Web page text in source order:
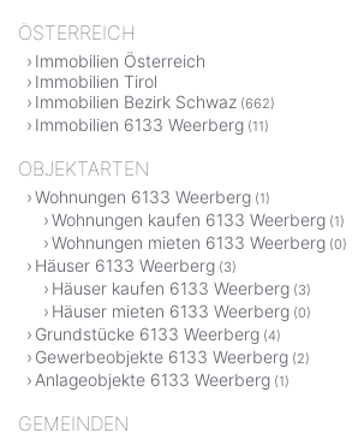
ÖSTERREICH
Immobilien Österreich
Immobilien Tirol
Immobilien Bezirk Schwaz (662)
Immobilien 6133 Weerberg (11)
OBJEKTARTEN
Wohnungen 6133 Weerberg (1)
Wohnungen kaufen 6133 Weerberg (1)
Wohnungen mieten 6133 Weerberg (0)
Häuser 6133 Weerberg (3)
Häuser kaufen 6133 Weerberg (3)
Häuser mieten 6133 Weerberg (0)
Grundstücke 6133 Weerberg (4)
Gewerbeobjekte 6133 Weerberg (2)
Anlageobjekte 6133 Weerberg (1)
GEMEINDEN